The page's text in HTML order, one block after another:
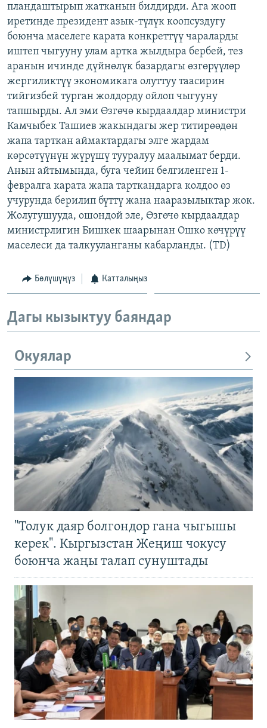
пландаштырып жатканын билдирди. Ага жооп
иретинде президент азык-түлүк коопсуздугу
боюнча маселеге карата конкреттүү чараларды
иштеп чыгууну улам артка жылдыра бербей, тез
аранын ичинде дүйнөлүк базардагы өзгөрүүлөр
жергиликтүү экономикага олуттуу таасирин
тийгизбей турган жолдорду ойлоп чыгууну
тапшырды. Ал эми Өзгөчө кырдаалдар министри
Камчыбек Ташиев жакындагы жер титирөөдөн
жапа тарткан аймактардагы элге жардам
көрсөтүүнүн жүрүшү тууралуу маалымат берди.
Анын айтымында, буга чейин белгиленген 1-
февралга карата жапа тарткандарга колдоо өз
учурунда берилип бүттү жана нааразылыктар жок.
Жолугушууда, ошондой эле, Өзгөчө кырдаалдар
министрлигин Бишкек шаарынан Ошко көчүрүү
маселеси да талкууланганы кабарланды. (TD)
Бөлүшүңүз Катталыңыз
Дагы кызыктуу баяндар
Окуялар
"Толук даяр болгондор гана чыгышы
керек". Кыргызстан Жеңиш чокусу
боюнча жаңы талап сунуштады